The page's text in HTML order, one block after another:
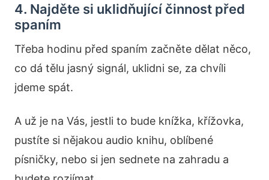
4. Najděte si uklidňující činnost před
spaním
Třeba hodinu před spaním začněte dělat něco,
co dá tělu jasný signál, uklidni se, za chvíli
jdeme spát.
A už je na Vás, jestli to bude knížka, křížovka,
pustíte si nějakou audio knihu, oblíbené
písničky, nebo si jen sednete na zahradu a